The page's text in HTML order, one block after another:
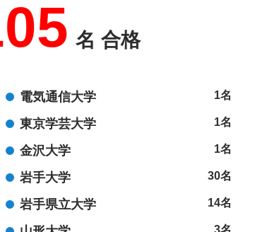
名 合格
電気通信大学 1名
東京学芸大学 1名
金沢大学 1名
岩手大学 30名
岩手県立大学 14名
3名